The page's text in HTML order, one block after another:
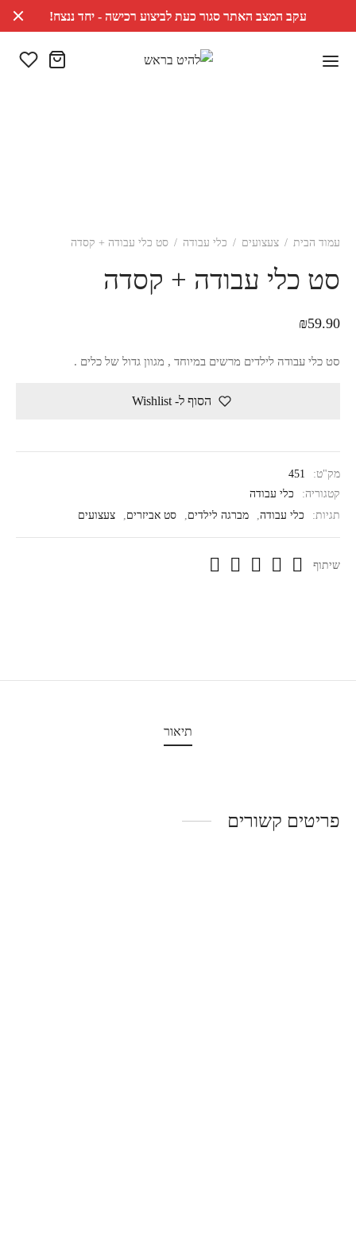
עקב המצב האתר סגור כעת לביצוע רכישה - יחד ננצח!
עמוד הבית / צעצועים / כלי עבודה / סט כלי עבודה + קסדה
סט כלי עבודה + קסדה
₪59.90
סט כלי עבודה לילדים מרשים במיוחד , מגוון גדול של כלים .
הסוף ל- Wishlist
מק"ט:
451
קטגוריה:
כלי עבודה
תגיות:
כלי עבודה מברגה לילדים סט אביזרים צעצועים
שיתוף
תיאור
פריטים קשורים